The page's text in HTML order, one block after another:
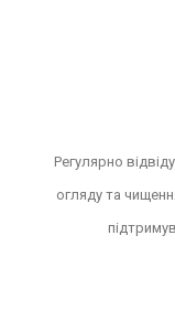
Регулярно
огляду та